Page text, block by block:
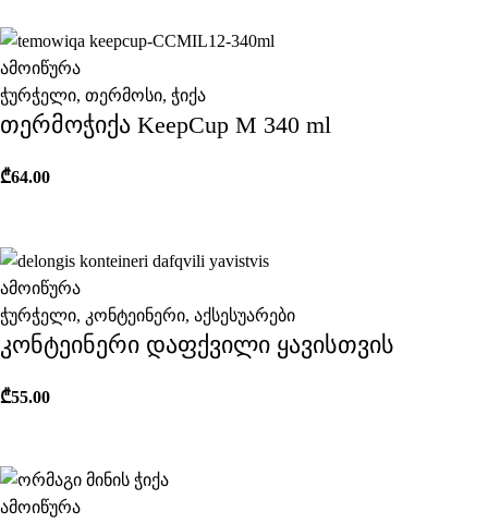
ამოიწურა
ჭურჭელი, თერმოსი, ჭიქა
თერმოჭიქა KeepCup M 340 ml
₾64.00
ამოიწურა
ჭურჭელი, კონტეინერი, აქსესუარები
კონტეინერი დაფქვილი ყავისთვის
₾55.00
ამოიწურა